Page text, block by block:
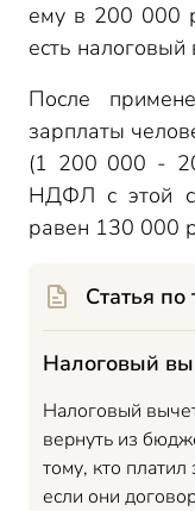
ему в 200 000
есть налоговый
После
зарплаты
(1 200 000 -
НДФЛ с этой
равен 130 000
Статья по
Налоговый
Налоговый
вернуть из
тому, кто
если они